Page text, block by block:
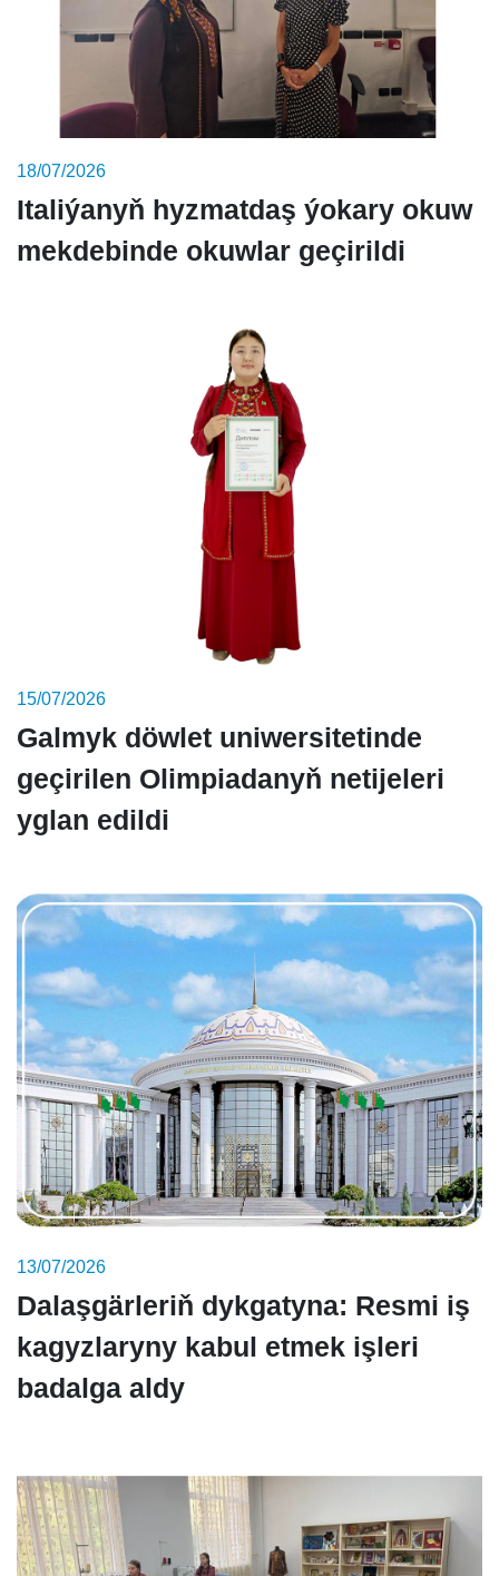
18/07/2026
Italiýanyň hyzmatdaş ýokary okuw
mekdebinde okuwlar geçirildi
15/07/2026
Galmyk döwlet uniwersitetinde
geçirilen Olimpiadanyň netijeleri
yglan edildi
13/07/2026
Dalaşgärleriň dykgatyna: Resmi iş
kagyzlaryny kabul etmek işleri
badalga aldy